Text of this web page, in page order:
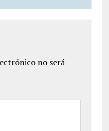
no será